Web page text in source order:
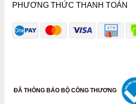
PHƯƠNG THỨC THANH TOÁN
ĐÃ THÔNG BÁO BỘ CÔNG THƯƠNG